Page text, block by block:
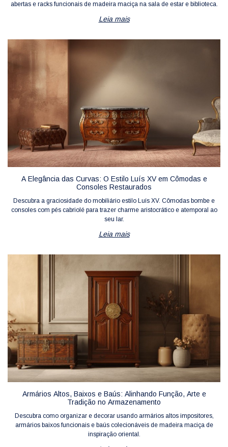
abertas e racks funcionais de madeira maciça na sala de estar e biblioteca.
Leia mais
A Elegância das Curvas: O Estilo Luís XV em Cômodas e
Consoles Restaurados
Descubra a graciosidade do mobiliário estilo Luís XV. Cômodas bombe e
consoles com pés cabriolé para trazer charme aristocrático e atemporal ao
seu lar.
Leia mais
Armários Altos, Baixos e Baús: Alinhando Função, Arte e
Tradição no Armazenamento
Descubra como organizar e decorar usando armários altos impositores,
armários baixos funcionais e baús colecionáveis de madeira maciça de
inspiração oriental.